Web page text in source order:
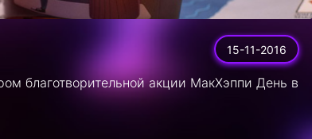
15-11-2016
благотворительной акции МакХэппи День в